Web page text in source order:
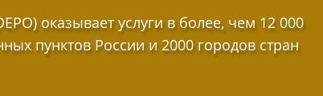
оказывает услуги в более, чем 12 000
пунктов России и 2000 городов стран